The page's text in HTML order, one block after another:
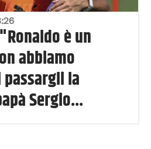
è un
abbiamo
la
Sergio...